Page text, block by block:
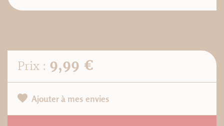
Prix : 9,99 €
Ajouter à mes envies